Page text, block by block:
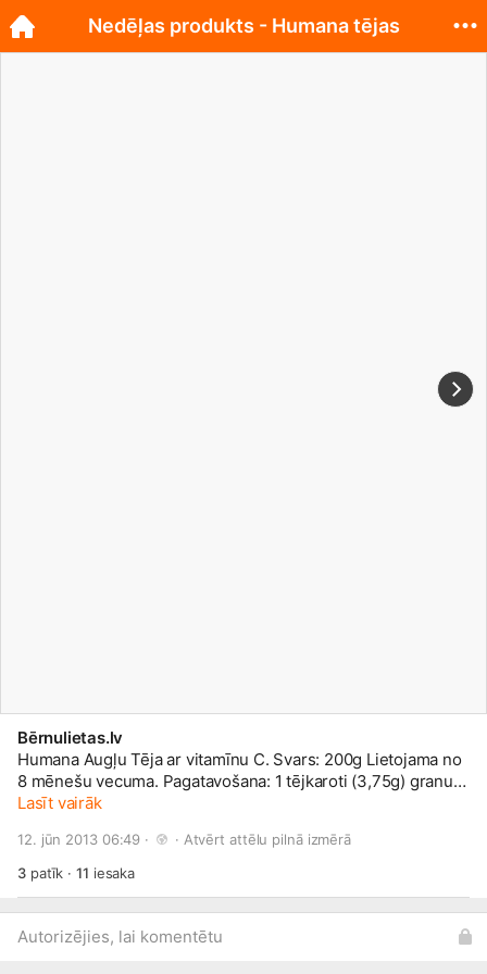
Bērnulietas.lv
Humana Augļu Tēja ar vitamīnu C. Svars: 200g Lietojama no
8 mēnešu vecuma. Pagatavošana: 1 tējkaroti (3,75g) granulu
izšķīdināt 100ml verdoša ūdens. Var lietot gan siltu, gan
zemeņu ogu ekstrakts, maltodekstrīns, augļu-ogu pulveris
(āboli, jāņogas), vitamīns C.
Lasīt vairāk
12. jūn 2013 06:49 · · Atvērt attēlu pilnā izmērā
3patīk ·11 iesaka
Autorizējies, lai komentētu
Nedēļas produkts - Humana tējas